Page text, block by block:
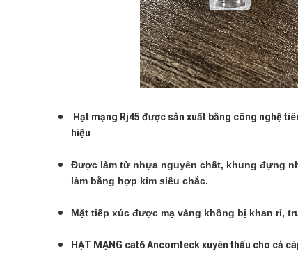
Hạt mạng Rj45 được sản xuất bằng công nghệ
hiệu
Được làm từ nhựa nguyên chất, khung đựng
làm bằng hợp kim siêu chắc.
Mặt tiếp xúc được mạ vàng không bị khan rỉ,
HẠT MẠNG cat6 Ancomteck xuyên thấu cho cả